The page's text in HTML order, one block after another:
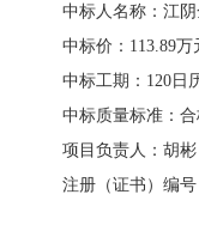
中标人名称：江
中标价： 113.89万
中标工期： 120 日
中标质量标准：合
项目负责人：胡彬
注册（证书）编